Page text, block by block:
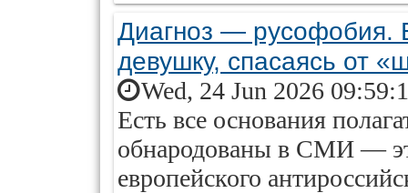
Диагноз — русофобия.
девушку, спасаясь от
Wed, 24 Jun 2026
Есть все основания
обнародованы в СМИ —
европейского